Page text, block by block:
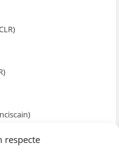
respecte